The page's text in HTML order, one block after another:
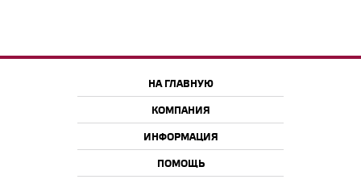
НА ГЛАВНУЮ
КОМПАНИЯ
ИНФОРМАЦИЯ
ПОМОЩЬ